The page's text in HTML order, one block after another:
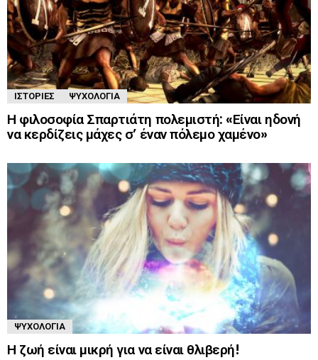
ΙΣΤΟΡΊΕΣ ΨΥΧΟΛΟΓΊΑ
Η φιλοσοφία Σπαρτιάτη πολεμιστή: «Είναι ηδονή
να κερδίζεις μάχες σ’ έναν πόλεμο χαμένο»
ΨΥΧΟΛΟΓΊΑ
Η ζωή είναι μικρή για να είναι θλιβερή!